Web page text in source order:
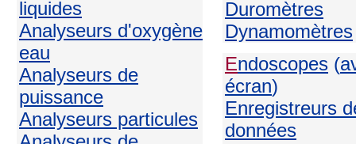
liquides
Analyseurs d'oxygène
eau
Analyseurs de
puissance
Analyseurs particules
Duromètres
Dynamomètres
Endoscopes (
écran)
Enregistreurs
données